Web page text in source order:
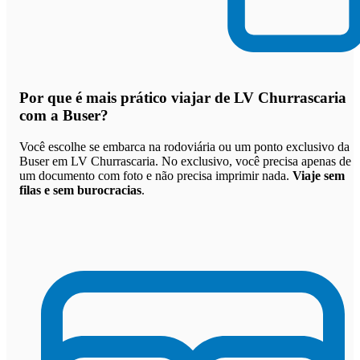
Por que é mais prático viajar de LV Churrascaria
com a Buser?
Você escolhe se embarca na rodoviária ou um ponto exclusivo da
Buser em LV Churrascaria. No exclusivo, você precisa apenas de
um documento com foto e não precisa imprimir nada. Viaje sem
filas e sem burocracias.